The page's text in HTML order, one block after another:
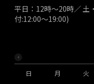
日 月 火
平日：12時～20時／
付:12:00～19:00)